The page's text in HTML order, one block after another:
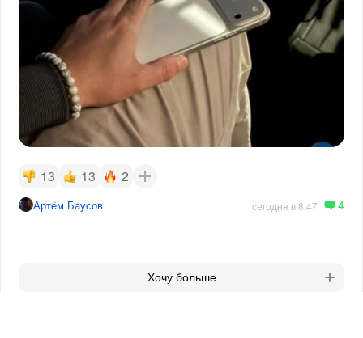
13 13 2
Артём Баусов сегодня в 8:47 4
Хочу больше